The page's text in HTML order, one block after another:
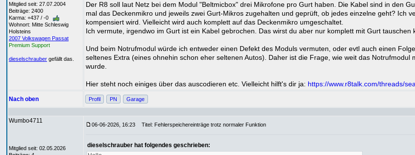
Mitglied seit: 27.07.2004
Beiträge: 2400
Karma: +437 / -0
Wohnort: Mitte Schleswig
Holsteins
2007 Volkswagen Passat
Premium Support
dieselschrauber gefällt das.
Der R8 soll laut Netz bei dem Modul "Beltmicbox" drei Mikrofone pro Gurt haben. Die Kabel sind in den
mal das Deckenmikro und jeweils zwei Gurt-Mikros zugehalten und geprüft, ob jedes einzelne geht? Ich
kompensiert wird. Vielleicht wird auch komplett auf das Deckenmikro umgeschaltet.
Ich vermute, irgendwo im Gurt ist ein Kabel gebrochen. Das wirst du aber nur komplett mit Gurt
Und beim Notrufmodul würde ich entweder einen Defekt des Moduls vermuten, oder evtl auch einen
seltenes Extra (eines ohnehin schon eher seltenen Autos). Daher ist die Frage, wie weit das
wurde.
Hier steht noch einiges über das auscodieren etc. Vielleicht hilft's dir ja: https://www.r8talk.com/threads/
Nach oben Profil PN Garage
Wumbo4711
Mitglied seit: 02.05.2026
06-06-2026, 16:23 Titel: Fehlerspeichereinträge trotz normaler Funktion
dieselschrauber hat folgendes geschrieben: